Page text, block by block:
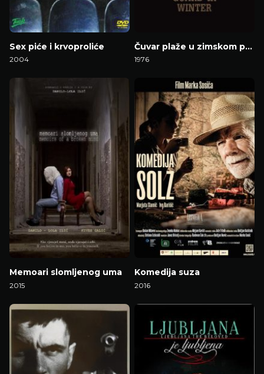
Sex piće i krvoproliće
2004
Čuvar plaže u zimskom periodu
1976
Memoari slomljenog uma
2015
Komedija suza
2016